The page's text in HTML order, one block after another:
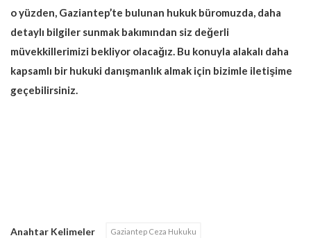
o yüzden, Gaziantep’te bulunan hukuk büromuzda, daha
detaylı bilgiler sunmak bakımından siz değerli
müvekkillerimizi bekliyor olacağız. Bu konuyla alakalı daha
kapsamlı bir hukuki danışmanlık almak için bizimle iletişime
geçebilirsiniz.
Anahtar Kelimeler Gaziantep Ceza Hukuku